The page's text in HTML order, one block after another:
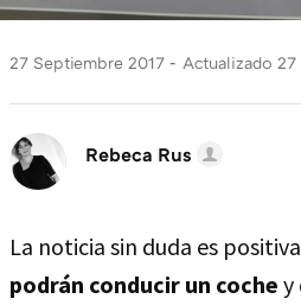
27 Septiembre 2017 Actualizado 27
Rebeca Rus
La noticia sin duda es
podrán conducir un coche y